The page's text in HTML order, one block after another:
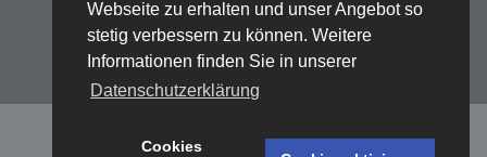
Webseite zu erhalten und unser Angebot so
stetig verbessern zu können. Weitere
Informationen finden Sie in unserer
Datenschutzerklärung
Cookies
Partner finden